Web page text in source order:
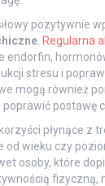
pozytywnie
Regularna
endorfin,
stresu i
mogą również
postawę
płynące z
od wieku czy
osoby, które
fizyczną,